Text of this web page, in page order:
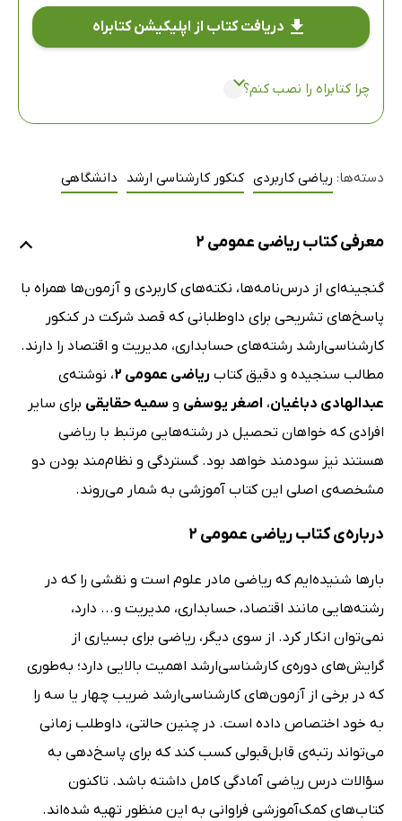
دریافت کتاب از اپلیکیشن کتابراه
چرا کتابراه را نصب کنم؟
دسته‌ها: ریاضی کاربردی کنکور کارشناسی ارشد دانشگاهی
معرفی کتاب ریاضی عمومی 2
گنجینه‌ای از درس‌نامه‌ها، نکته‌های کاربردی و آزمون‌ها همراه با
پاسخ‌های تشریحی برای داوطلبانی که قصد شرکت در کنکور
کارشناسی‌ارشد رشته‌های حسابداری، مدیریت و اقتصاد را دارند.
مطالب سنجیده و دقیق کتاب ریاضی عمومی 2
، نوشته‌ی
عبدالهادی دباغیان، اصغر یوسفی و سمیه حقایقی برای سایر
افرادی که خواهان تحصیل در رشته‌هایی مرتبط با ریاضی
هستند نیز سودمند خواهد بود. گستردگی و نظام‌مند بودن دو
مشخصه‌ی اصلی این کتاب آموزشی به شمار می‌روند.
درباره‌ی کتاب ریاضی عمومی 2
بارها شنیده‌ایم که ریاضی مادر علوم است و نقشی را که در
رشته‌هایی مانند اقتصاد، حسابداری، مدیریت و... دارد،
نمی‌توان انکار کرد. از سوی دیگر، ریاضی برای بسیاری از
گرایش‌های دوره‌ی کارشناسی‌ارشد اهمیت بالایی دارد؛ به‌طوری
که در برخی از آزمون‌های کارشناسی‌ارشد ضریب چهار یا سه را
به خود اختصاص داده است. در چنین حالتی، داوطلب زمانی
می‌تواند رتبه‌ی قابل‌قبولی کسب کند که برای پاسخ‌دهی به
سؤالات درس ریاضی آمادگی کامل داشته باشد. تاکنون
کتاب‌های کمک‌آموزشی فراوانی به این منظور تهیه شده‌اند.